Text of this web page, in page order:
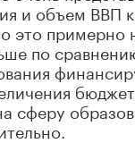
и объем ВВП к
это примерно
по
сферу